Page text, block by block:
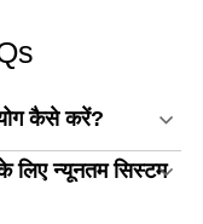
कैसे करें?
न्यूनतम सिस्टम